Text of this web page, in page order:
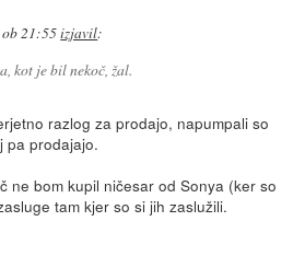
21:55izjavil:
kot je bil nekoč, žal.
razlog za prodajo, napumpali so
pa prodajajo.
ne bom kupil ničesar od Sonya (ker so
tam kjer so si jih zaslužili.